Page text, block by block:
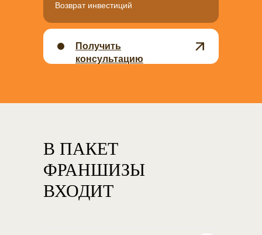
Получить
консультацию
Возврат инвестиций
В ПАКЕТ
ФРАНШИЗЫ
ВХОДИТ